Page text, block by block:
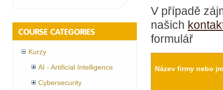
COURSE CATEGORIES
Kurzy
AI - Artificial Intelligence
Cybersecurity
V případě
našich
formulář
Název firmy nebo